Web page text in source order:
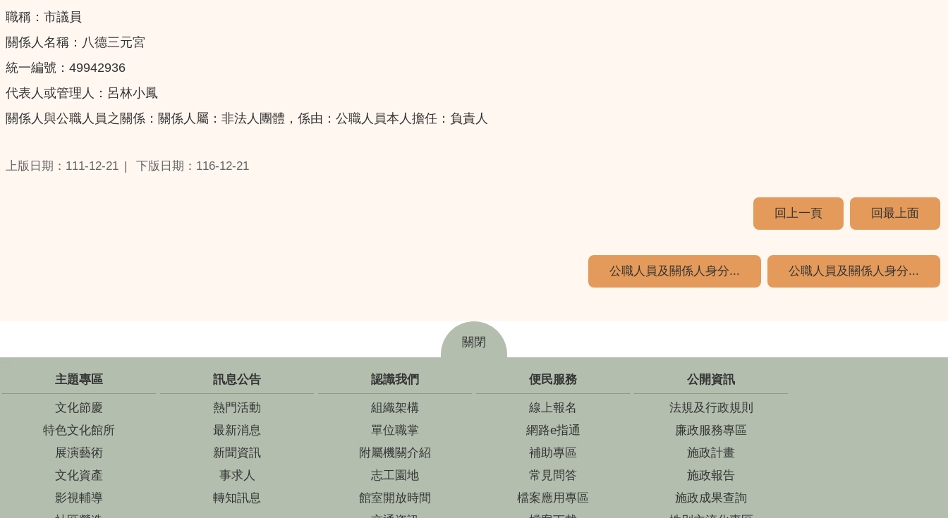
職稱：市議員
關係人名稱：八德三元宮
統一編號：49942936
代表人或管理人：呂林小鳳
關係人與公職人員之關係：關係人屬：非法人團體，係由：公職人員本人擔任：負責人
上版日期：111-12-21 下版日期：116-12-21
回上一頁 回最上面
公職人員及關係人身分... 公職人員及關係人身分...
關閉
主題專區
文化節慶
特色文化館所
展演藝術
文化資產
影視輔導
訊息公告
熱門活動
最新消息
新聞資訊
事求人
轉知訊息
認識我們
組織架構
單位職掌
附屬機關介紹
志工園地
館室開放時間
便民服務
線上報名
網路e指通
補助專區
常見問答
檔案應用專區
公開資訊
法規及行政規則
廉政服務專區
施政計畫
施政報告
施政成果查詢